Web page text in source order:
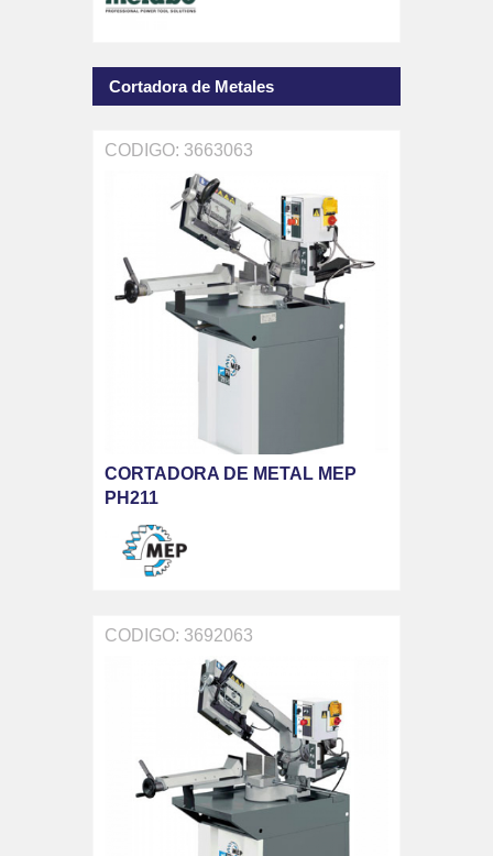
Cortadora de Metales
CODIGO: 3663063
CORTADORA DE METAL MEP
PH211
CODIGO: 3692063